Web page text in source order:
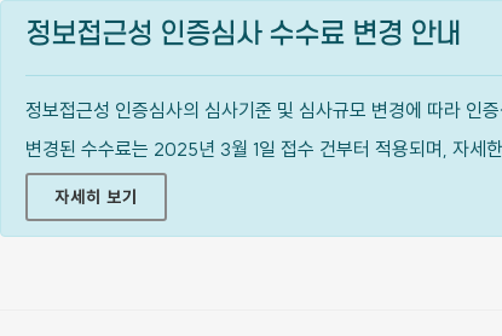
정보접근성 인증심사 수수료 변경 안내
정보접근성 인증심사의 심사기준 및 심사규모 변경에 따라 인
변경된 수수료는 2025년 3월 1일 접수 건부터 적용되며, 자세
자세히 보기